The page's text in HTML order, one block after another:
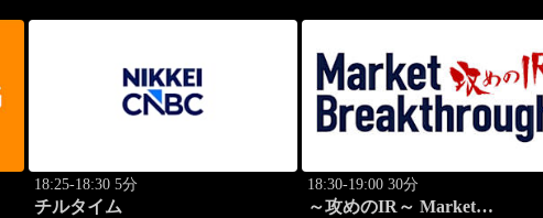
18:25-18:30 5分
チルタイム
18:30-19:00 30分
～攻めのIR～ Market